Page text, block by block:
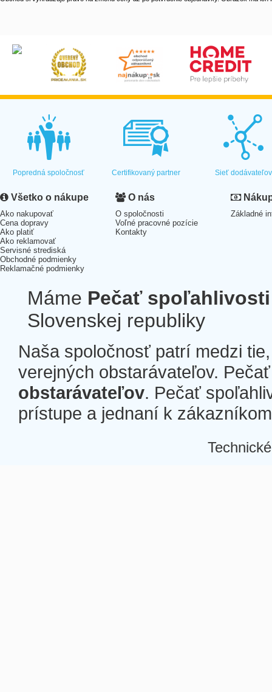
Popredná spoločnosť Certifikovaný partner Sieť dodávateľov
Všetko o nákupe
Ako nakupovať
Cena dopravy
Ako platiť
Ako reklamovať
Servisné strediská
Obchodné podmienky
Reklamačné podmienky
O nás
O spoločnosti
Voľné pracovné pozície
Kontakty
Základné
Máme Pečať spoľahlivosti
Slovenskej republiky
Naša spoločnosť patrí medzi
verejných obstarávateľov.
obstarávateľov. Pečať
prístupe a jednaní k